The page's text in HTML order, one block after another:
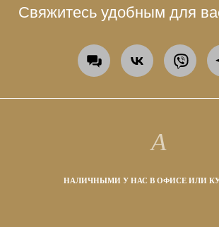
Свяжитесь удобным для
НАЛИЧНЫМИ У НАС В ОФИСЕ ИЛИ